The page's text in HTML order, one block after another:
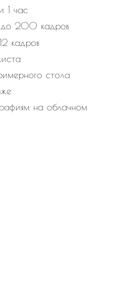
1 час
до 200 кадров
кадров
стола
на облачном